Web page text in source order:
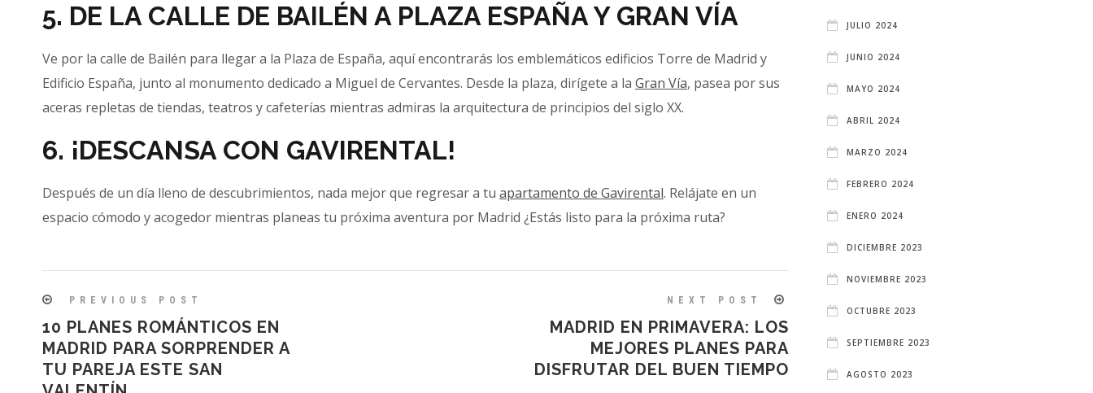
5. DE LA CALLE DE BAILÉN A PLAZA ESPAÑA Y GRAN VÍA
Ve por la calle de Bailén para llegar a la Plaza de España, aquí encontrarás los emblemáticos edificios Torre de Madrid y
Edificio España, junto al monumento dedicado a Miguel de Cervantes. Desde la plaza, dirígete a la Gran Vía, pasea por sus
aceras repletas de tiendas, teatros y cafeterías mientras admiras la arquitectura de principios del siglo XX.
6. ¡DESCANSA CON GAVIRENTAL!
Después de un día lleno de descubrimientos, nada mejor que regresar a tu apartamento de Gavirental. Relájate en un
espacio cómodo y acogedor mientras planeas tu próxima aventura por Madrid ¿Estás listo para la próxima ruta?
PREVIOUS POST
10 PLANES ROMÁNTICOS EN
MADRID PARA SORPRENDER A
TU PAREJA ESTE SAN
NEXT POST
MADRID EN PRIMAVERA: LOS
MEJORES PLANES PARA
DISFRUTAR DEL BUEN TIEMPO
JULIO 2024
JUNIO 2024
MAYO 2024
ABRIL 2024
MARZO 2024
FEBRERO 2024
ENERO 2024
DICIEMBRE 2023
NOVIEMBRE 2023
OCTUBRE 2023
SEPTIEMBRE 2023
AGOSTO 2023